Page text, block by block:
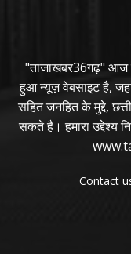
"ताजाखबर36गढ़" आज
हुआ न्यूज़ वेबसाइट है,
सहित जनहित के मुद्दे,
सकते है। हमारा उद्देश्य
Contact